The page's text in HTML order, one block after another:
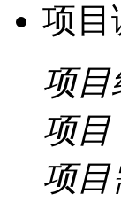
项目
项
项
项目